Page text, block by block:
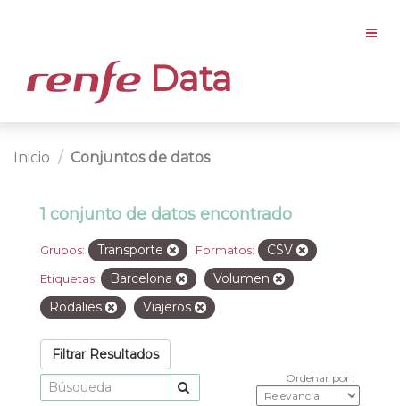
Data
Inicio Conjuntos de datos
1 conjunto de datos encontrado
Grupos: Transporte Formatos: CSV
Etiquetas: Barcelona
Volumen
Rodalies
Viajeros
Filtrar Resultados
Ordenar por